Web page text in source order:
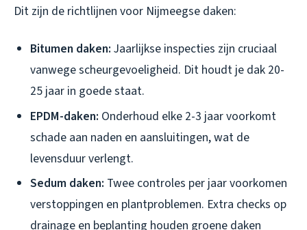
Dit zijn de richtlijnen voor Nijmeegse daken:
Bitumen daken: Jaarlijkse inspecties zijn cruciaal
vanwege scheurgevoeligheid. Dit houdt je dak 20-
25 jaar in goede staat.
EPDM-daken: Onderhoud elke 2-3 jaar voorkomt
schade aan naden en aansluitingen, wat de
levensduur verlengt.
Sedum daken: Twee controles per jaar voorkomen
verstoppingen en plantproblemen. Extra checks op
drainage en beplanting houden groene daken